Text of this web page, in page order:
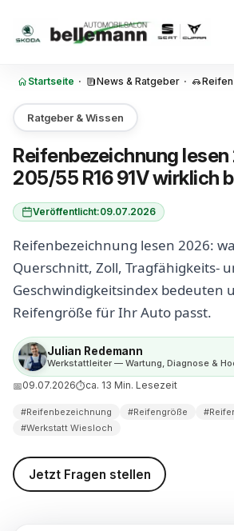
Startseite · News & Ratgeber ·
Ratgeber & Wissen
Reifenbezeichnung
205/55 R16 91V wirklich
Veröffentlicht:09.07.2026
Reifenbezeichnung lesen 2026:
Querschnitt, Zoll, Tragfähigkeits-
Geschwindigkeitsindex bedeuten
Reifengröße für Ihr Auto passt.
Julian Redemann
Werkstattleiter — Wartung, Diagnose &
📅09.07.2026⏱ca. 13 Min. Lesezeit
#Reifenbezeichnung #Reifengröße
#Werkstatt Wiesloch
Jetzt Fragen stellen
der Geschwindigkeitsindex
XL beim Reifen? Verstärkte
Symbol: die Winter-
dem Reifen
die Reifengröße und das
Reifen ab?
ist für mein Auto
andere Reifengröße
in der
die zweite wichtige
falsch verstanden:
vermeiden